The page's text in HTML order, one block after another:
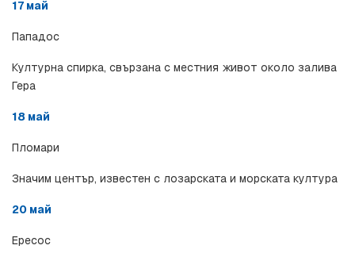
17 май
Пападос
Културна спирка, свързана с местния живот около залива
Гера
18 май
Пломари
Значим център, известен с лозарската и морската култура
20 май
Ересос